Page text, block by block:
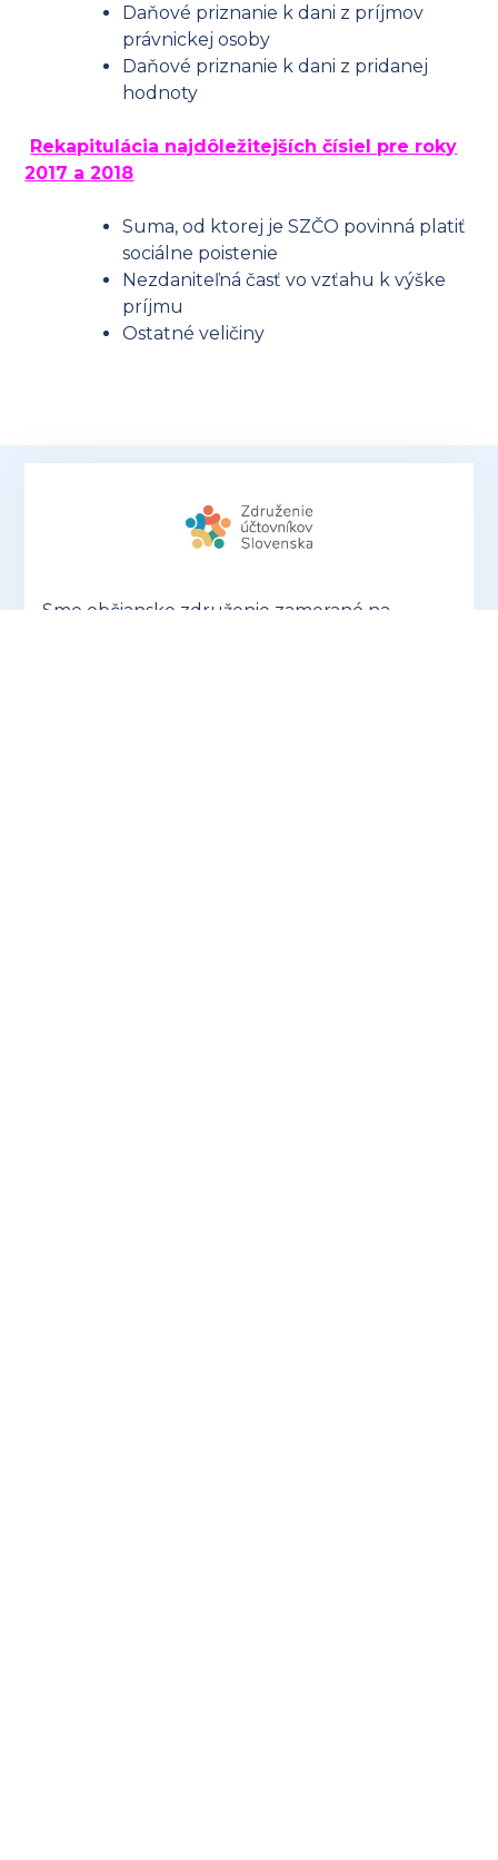
Daňové priznanie k dani z príjmov
právnickej osoby
Daňové priznanie k dani z pridanej
hodnoty
Rekapitulácia najdôležitejších čísiel pre roky
2017 a 2018
Suma, od ktorej je SZČO povinná platiť
sociálne poistenie
Nezdaniteľná časť vo vzťahu k výške
príjmu
Ostatné veličiny
Sme občianske združenie zamerané na